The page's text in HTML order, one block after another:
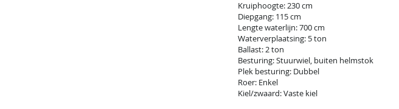
Kruiphoogte: 230 cm
Diepgang: 115 cm
Lengte waterlijn: 700 cm
Waterverplaatsing: 5 ton
Ballast: 2 ton
Besturing: Stuurwiel, buiten helmstok
Plek besturing: Dubbel
Roer: Enkel
Kiel/zwaard: Vaste kiel